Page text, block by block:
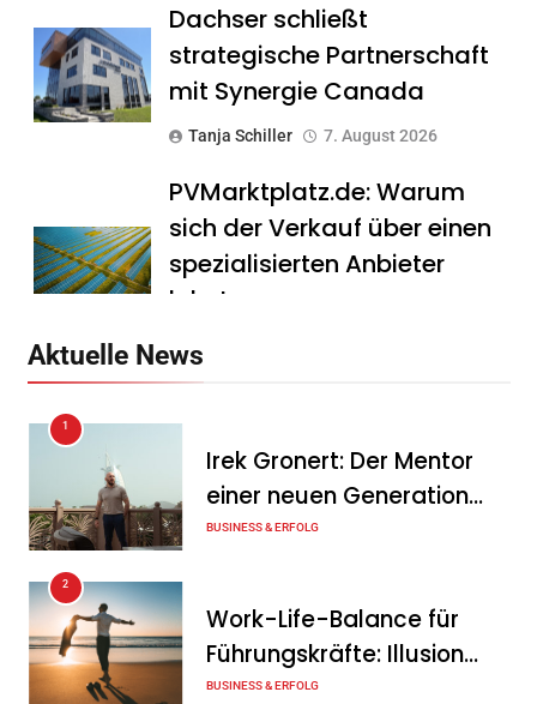
Dachser schließt
strategische Partnerschaft
mit Synergie Canada
Tanja Schiller 7. August 2026
PVMarktplatz.de: Warum
sich der Verkauf über einen
spezialisierten Anbieter
lohnt
Mitarbeitergespräch pro
Jahr nichts verändert – und
was stattdessen
Verbindlichkeit schafft
Tanja Schiller 7. August 2026
Wenn jede Minute zählt: Wie
Aktuelle News
1
Irek Gronert: Der Mentor
einer neuen Generation
von Unternehmern
BUSINESS & ERFOLG
2
Work-Life-Balance für
Führungskräfte: Illusion
oder echte Chance?
BUSINESS & ERFOLG